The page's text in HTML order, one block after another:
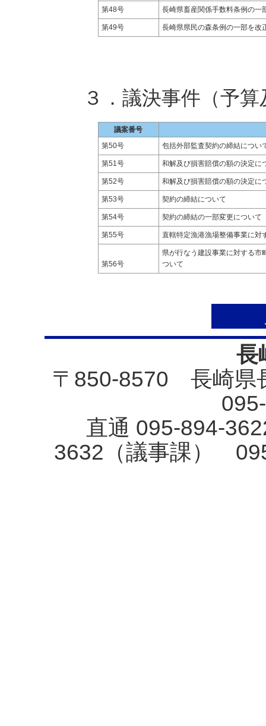
第48号 長崎県畜産関係手数料条例の一
第49号 長崎県県民の森条例の一部を改
３．議決事件（予
議案番号
第50号
包括外部監査契約の締結につい
第51号 和解及び損害賠償の額の決定に
第52号 和解及び損害賠償の額の決定に
第53号 契約の締結について
第54号 契約の締結の一部変更について
第55号 直轄特定漁港漁場整備事業に対
第56号
県が行なう建設事業に対する市
ついて
長
〒850-8570 長崎県
直通 095-894-
3632（議事課）